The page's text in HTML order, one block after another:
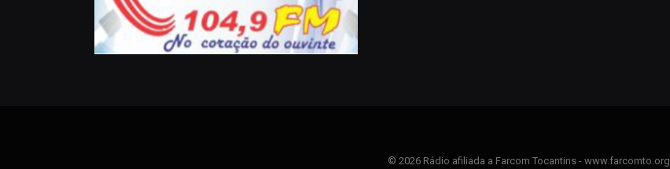
© 2026 Rádio afiliada a Farcom Tocantins - www.farcomto.org